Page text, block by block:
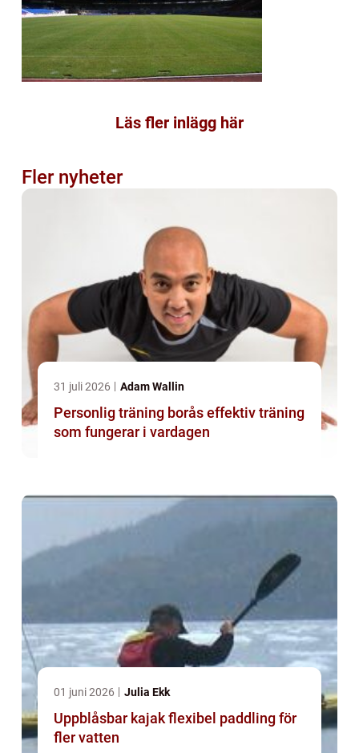
Läs fler inlägg här
Fler nyheter
31 juli 2026 Adam Wallin
Personlig träning borås effektiv träning
som fungerar i vardagen
01 juni 2026 Julia Ekk
Uppblåsbar kajak flexibel paddling för
fler vatten